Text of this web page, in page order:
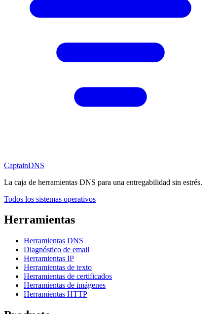
CaptainDNS
La caja de herramientas DNS para una entregabilidad sin estrés.
Todos los sistemas operativos
Herramientas
Herramientas DNS
Diagnóstico de email
Herramientas IP
Herramientas de texto
Herramientas de certificados
Herramientas de imágenes
Herramientas HTTP